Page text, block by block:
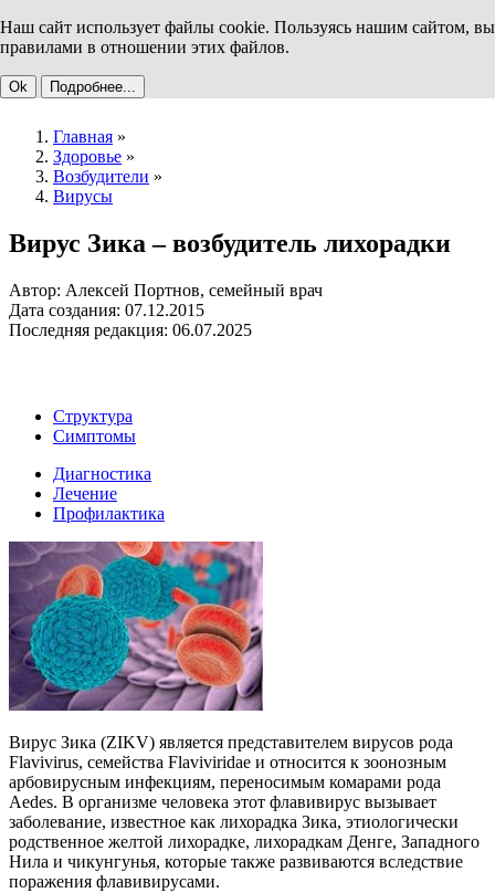
Наш сайт использует файлы cookie. Пользуясь нашим сайтом, вы
правилами в отношении этих файлов.
Ok Подробнее...
Главная »
Здоровье »
Возбудители »
Вирусы
Вирус Зика – возбудитель лихорадки
Автор: Алексей Портнов, семейный врач
Дата создания: 07.12.2015
Последняя редакция: 06.07.2025
Структура
Симптомы
Диагностика
Лечение
Профилактика
Вирус Зика (ZIKV) является представителем вирусов рода
Flavivirus, семейства Flaviviridae и относится к зоонозным
арбовирусным инфекциям, переносимым комарами рода
Aedes. В организме человека этот флавивирус вызывает
заболевание, известное как лихорадка Зика, этиологически
родственное желтой лихорадке, лихорадкам Денге, Западного
Нила и чикунгунья, которые также развиваются вследствие
поражения флавивирусами.